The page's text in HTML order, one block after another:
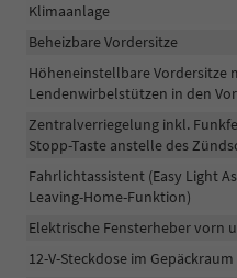
Klimaanlage
Beheizbare Vordersitze
Höheneinstellbare
Lendenwirbelstützen in den
Zentralverriegelung inkl.
Stopp-Taste anstelle des
Fahrlichtassistent (Easy Light
Leaving-Home-Funktion)
Elektrische Fensterheber vorn
12-V-Steckdose im Gepäckraum